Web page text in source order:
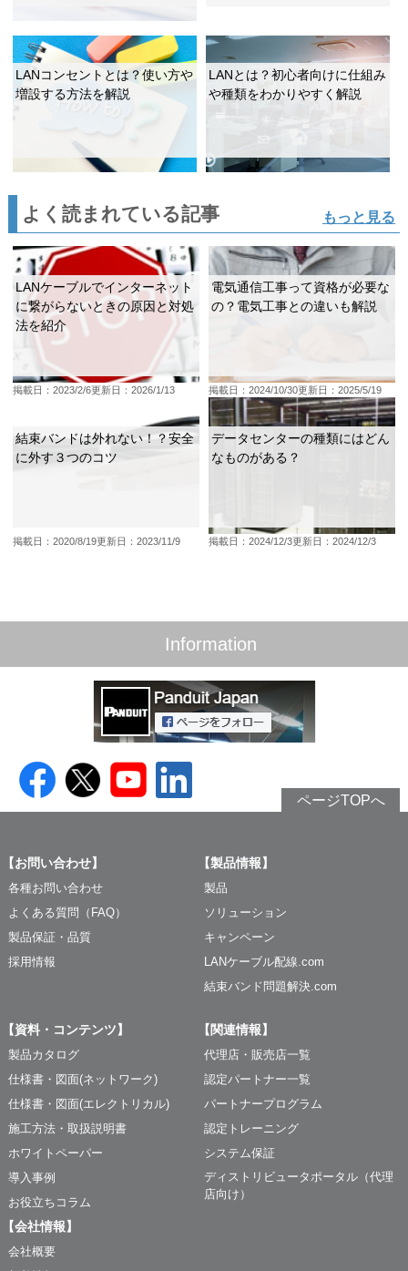
LANコンセントとは？使い方や
増設する方法を解説
LANとは？初心者向けに仕組み
や種類をわかりやすく解説
よく読まれている記事 もっと見る
LANケーブルでインターネット
に繋がらないときの原因と対処
法を紹介
掲載日：2023/2/6更新日：2026/1/13
電気通信工事って資格が必要な
の？電気工事との違いも解説
掲載日：2024/10/30更新日：2025/5/19
結束バンドは外れない！？安全
に外す３つのコツ
掲載日：2020/8/19更新日：2023/11/9
データセンターの種類にはどん
なものがある？
掲載日：2024/12/3更新日：2024/12/3
Information
ページTOPへ
【お問い合わせ】
各種お問い合わせ
よくある質問（FAQ）
製品保証・品質
採用情報
【製品情報】
製品
ソリューション
キャンペーン
LANケーブル配線.com
結束バンド問題解決.com
【資料・コンテンツ】
製品カタログ
仕様書・図面(ネットワーク)
仕様書・図面(エレクトリカル)
施工方法・取扱説明書
ホワイトペーパー
導入事例
お役立ちコラム
【関連情報】
代理店・販売店一覧
認定パートナー一覧
パートナープログラム
認定トレーニング
システム保証
ディストリビュータポータル（代理
店向け）
【会社情報】
会社概要